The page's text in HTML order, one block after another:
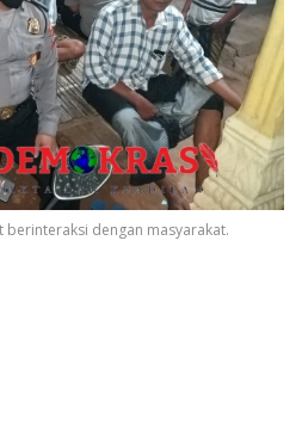
berinteraksi dengan masyarakat.